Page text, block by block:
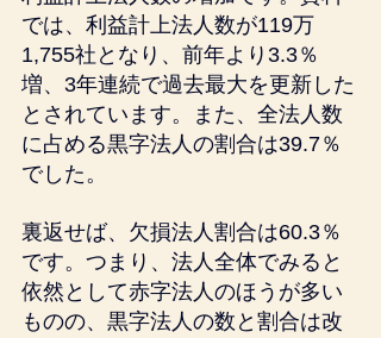
では、利益計上法人数が119万
1,755社となり、前年より3.3％
増、3年連続で過去最大を更新した
とされています。また、全法人数
に占める黒字法人の割合は39.7％
でした。
裏返せば、欠損法人割合は60.3％
です。つまり、法人全体でみると
依然として赤字法人のほうが多い
ものの、黒字法人の数と割合は改